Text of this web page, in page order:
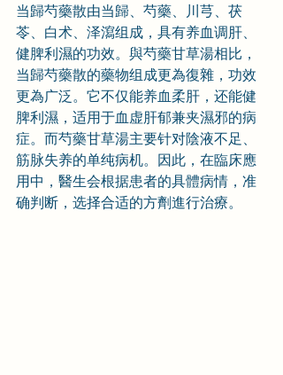
当歸芍藥散由当歸、芍藥、川芎、茯
苓、白术、泽瀉组成，具有养血调肝、
健脾利濕的功效。與芍藥甘草湯相比，
当歸芍藥散的藥物组成更為復雜，功效
更為广泛。它不仅能养血柔肝，还能健
脾利濕，适用于血虚肝郁兼夹濕邪的病
症。而芍藥甘草湯主要针对陰液不足、
筋脉失养的单纯病机。因此，在臨床應
用中，醫生会根据患者的具體病情，准
确判断，选择合适的方劑進行治療。